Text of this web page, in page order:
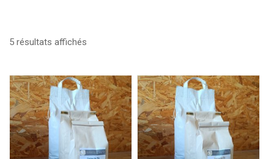
5 résultats affichés
Ce
produit
a
plusieurs
variations.
Ce
produit
a
plusieurs
variations.